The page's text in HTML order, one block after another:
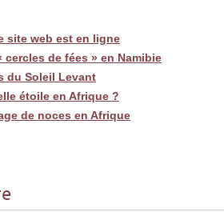
site web est en ligne
cercles de fées » en Namibie
du Soleil Levant
étoile en Afrique ?
de noces en Afrique